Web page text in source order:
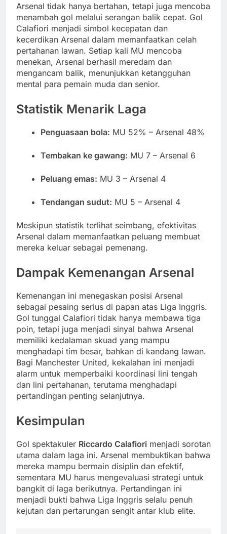
Arsenal tidak hanya bertahan, tetapi juga mencoba
menambah gol melalui serangan balik cepat. Gol
Calafiori menjadi simbol kecepatan dan
kecerdikan Arsenal dalam memanfaatkan celah
pertahanan lawan. Setiap kali MU mencoba
menekan, Arsenal berhasil meredam dan
mengancam balik, menunjukkan ketangguhan
mental para pemain muda dan senior.
Statistik Menarik Laga
Penguasaan bola: MU 52% – Arsenal 48%
Tembakan ke gawang: MU 7 – Arsenal 6
Peluang emas: MU 3 – Arsenal 4
Tendangan sudut: MU 5 – Arsenal 4
Meskipun statistik terlihat seimbang, efektivitas
Arsenal dalam memanfaatkan peluang membuat
mereka keluar sebagai pemenang.
Dampak Kemenangan Arsenal
Kemenangan ini menegaskan posisi Arsenal
sebagai pesaing serius di papan atas Liga Inggris.
Gol tunggal Calafiori tidak hanya membawa tiga
poin, tetapi juga menjadi sinyal bahwa Arsenal
memiliki kedalaman skuad yang mampu
menghadapi tim besar, bahkan di kandang lawan.
Bagi Manchester United, kekalahan ini menjadi
alarm untuk memperbaiki koordinasi lini tengah
dan lini pertahanan, terutama menghadapi
pertandingan penting selanjutnya.
Kesimpulan
Gol spektakuler Riccardo Calafiori menjadi sorotan
utama dalam laga ini. Arsenal membuktikan bahwa
mereka mampu bermain disiplin dan efektif,
sementara MU harus mengevaluasi strategi untuk
bangkit di laga berikutnya. Pertandingan ini
menjadi bukti bahwa Liga Inggris selalu penuh
kejutan dan pertarungan sengit antar klub elite.